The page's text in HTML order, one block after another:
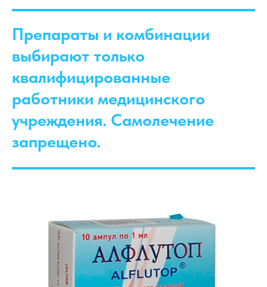
Препараты и комбинации
выбирают только
квалифицированные
работники медицинского
учреждения. Самолечение
запрещено.